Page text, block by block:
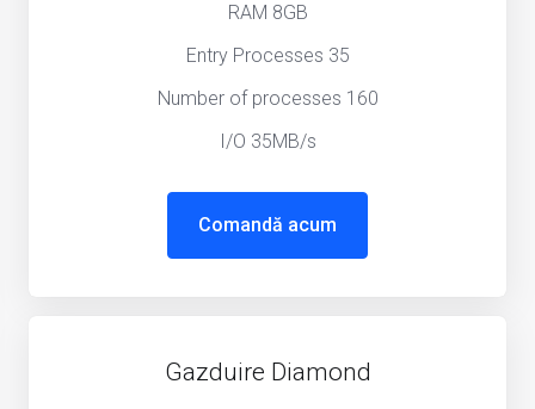
RAM 8GB
Entry Processes 35
Number of processes 160
I/O 35MB/s
Comandă acum
Gazduire Diamond